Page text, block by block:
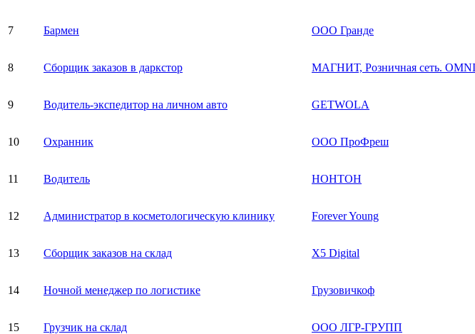
7 Бармен ООО Гранде
8 Сборщик заказов в даркстор МАГНИТ, Розничная сеть. OMNI
9 Водитель-экспедитор на личном авто GETWOLA
10 Охранник ООО ПроФреш
11 Водитель НОНТОН
12 Администратор в косметологическую клинику Forever Young
13 Сборщик заказов на склад X5 Digital
14 Ночной менеджер по логистике Грузовичкоф
15 Грузчик на склад ООО ЛГР-ГРУПП